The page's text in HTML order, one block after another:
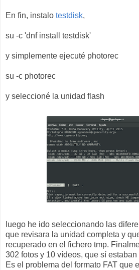
En fin, instalo testdisk,
su -c 'dnf install testdisk'
y simplemente ejecuté photorec
su -c photorec
y seleccioné la unidad flash
luego he ido seleccionando las
que revisara la unidad completa y
recuperado en el fichero tmp.
302 fotos y 10 vídeos, que sí estaban
Es el problema del formato FAT que